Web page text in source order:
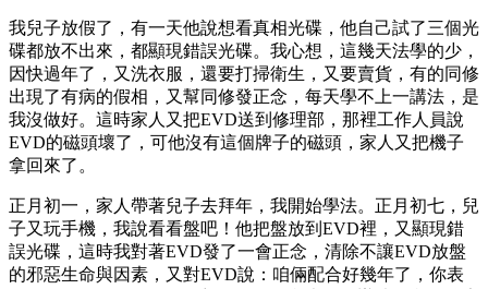
我兒子放假了，有一天他說想看真相光碟，他自己試了三個光
碟都放不出來，都顯現錯誤光碟。我心想，這幾天法學的少，
因快過年了，又洗衣服，還要打掃衛生，又要賣貨，有的同修
出現了有病的假相，又幫同修發正念，每天學不上一講法，是
我沒做好。這時家人又把EVD送到修理部，那裡工作人員說
EVD的磁頭壞了，可他沒有這個牌子的磁頭，家人又把機子
拿回來了。
正月初一，家人帶著兒子去拜年，我開始學法。正月初七，兒
子又玩手機，我說看看盤吧！他把盤放到EVD裡，又顯現錯
誤光碟，這時我對著EVD發了一會正念，清除不讓EVD放盤
的邪惡生命與因素，又對EVD說：咱倆配合好幾年了，你表